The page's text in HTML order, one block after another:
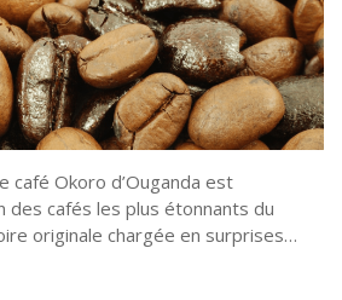
café Okoro d’Ouganda est
des cafés les plus étonnants du
originale chargée en surprises…